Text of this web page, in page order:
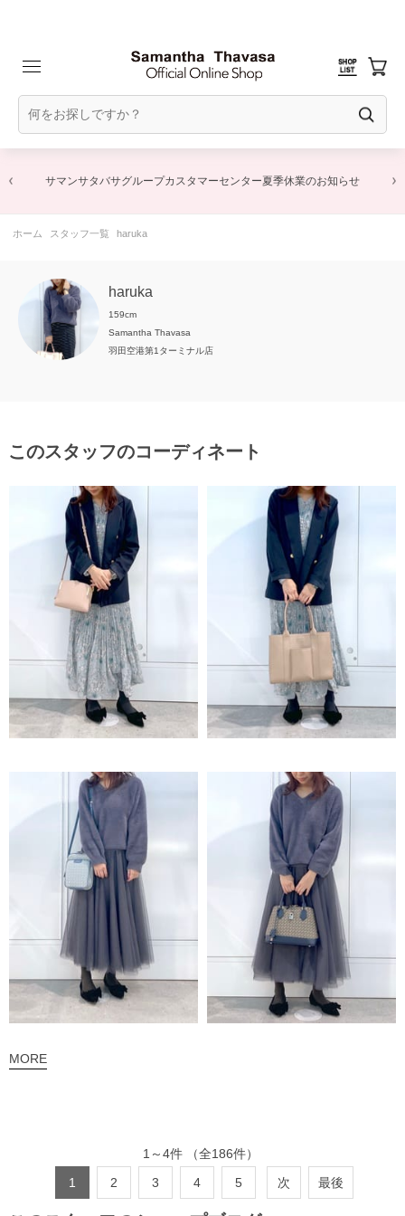
サマンサタバサグループカスタマーセンター夏季休業のお知らせ
ホーム スタッフ一覧 haruka
159cm
Samantha Thavasa
羽田空港第1ターミナル店
haruka
このスタッフのコーディネート
MORE
1 ～4件 （全186件）
1
2 3 4 5 次 最後